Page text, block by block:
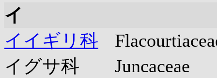
イ
イイギリ科
イグサ科
Juncaceae